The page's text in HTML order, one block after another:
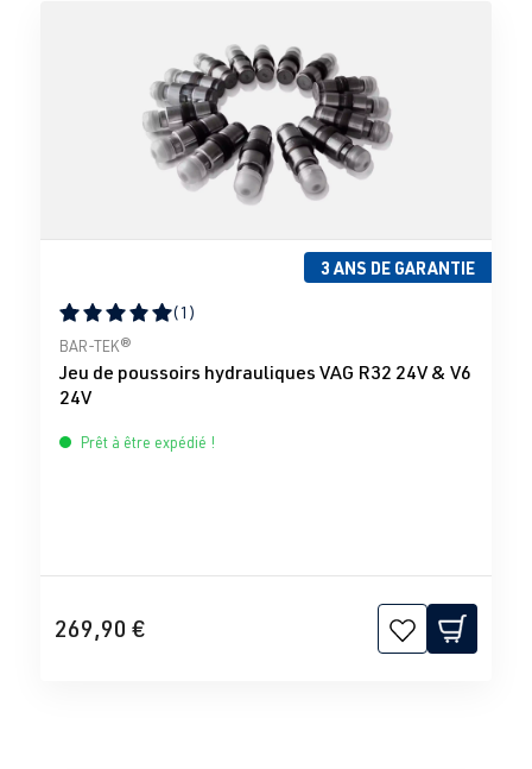
3 ANS DE GARANTIE
Note moyenne de 5 sur 5 étoiles
(1)
BAR-TEK®
Jeu de poussoirs hydrauliques VAG R32 24V & V6
24V
Prêt à être expédié !
269,90 €